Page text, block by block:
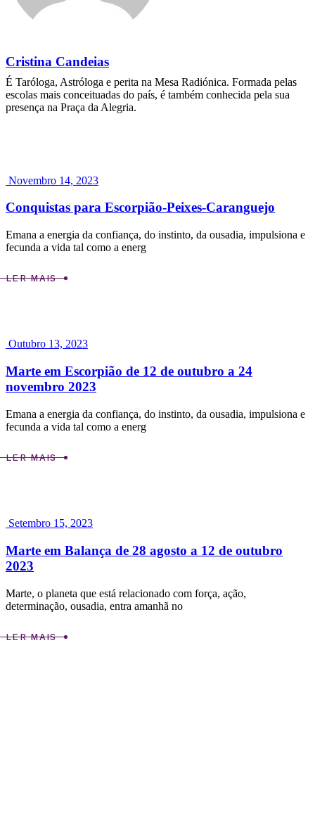
Cristina Candeias
É Taróloga, Astróloga e perita na Mesa Radiónica. Formada pelas
escolas mais conceituadas do país, é também conhecida pela sua
presença na Praça da Alegria.
Novembro 14, 2023
Conquistas para Escorpião-Peixes-Caranguejo
Emana a energia da confiança, do instinto, da ousadia, impulsiona e
fecunda a vida tal como a energ
LER MAIS
Outubro 13, 2023
Marte em Escorpião de 12 de outubro a 24
novembro 2023
Emana a energia da confiança, do instinto, da ousadia, impulsiona e
fecunda a vida tal como a energ
LER MAIS
Setembro 15, 2023
Marte em Balança de 28 agosto a 12 de outubro
2023
Marte, o planeta que está relacionado com força, ação,
determinação, ousadia, entra amanhã no
LER MAIS